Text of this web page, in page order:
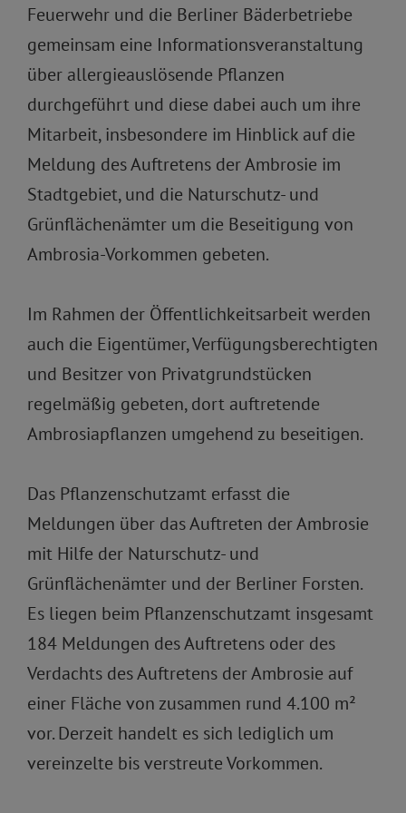
Feuerwehr und die Berliner Bäderbetriebe
gemeinsam eine Informationsveranstaltung
über allergieauslösende Pflanzen
durchgeführt und diese dabei auch um ihre
Mitarbeit, insbesondere im Hinblick auf die
Meldung des Auftretens der Ambrosie im
Stadtgebiet, und die Naturschutz- und
Grünflächenämter um die Beseitigung von
Ambrosia-Vorkommen gebeten.
Im Rahmen der Öffentlichkeitsarbeit werden
auch die Eigentümer, Verfügungsberechtigten
und Besitzer von Privatgrundstücken
regelmäßig gebeten, dort auftretende
Ambrosiapflanzen umgehend zu beseitigen.
Das Pflanzenschutzamt erfasst die
Meldungen über das Auftreten der Ambrosie
mit Hilfe der Naturschutz- und
Grünflächenämter und der Berliner Forsten.
Es liegen beim Pflanzenschutzamt insgesamt
184 Meldungen des Auftretens oder des
Verdachts des Auftretens der Ambrosie auf
einer Fläche von zusammen rund 4.100 m²
vor. Derzeit handelt es sich lediglich um
vereinzelte bis verstreute Vorkommen.